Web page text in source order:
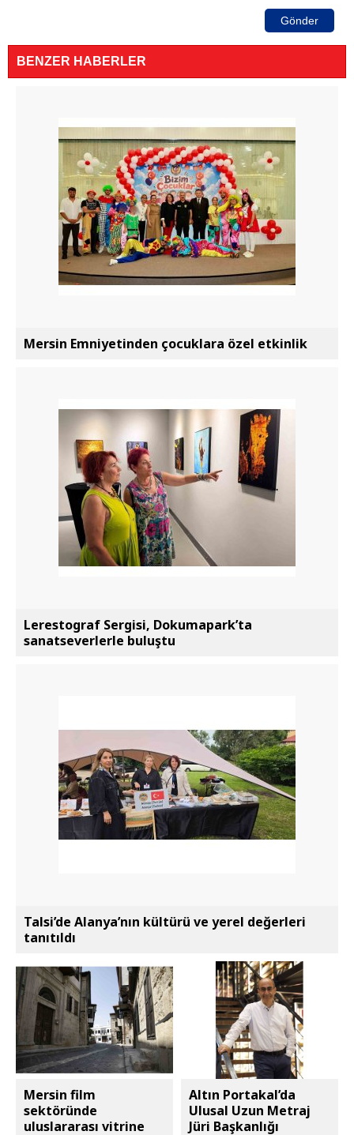
Gönder
BENZER HABERLER
Mersin Emniyetinden çocuklara özel etkinlik
Lerestograf Sergisi, Dokumapark’ta
sanatseverlerle buluştu
Talsi’de Alanya’nın kültürü ve yerel değerleri
tanıtıldı
Mersin film
sektöründe
uluslararası vitrine
Altın Portakal’da
Ulusal Uzun Metraj
Jüri Başkanlığı